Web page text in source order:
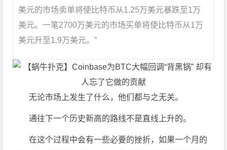
美元的市场卖单将使比特币从1.25万美元暴跌至1万
美元。一笔2700万美元的市场买单将使比特币从1万
美元升至1.9万美元。”
无论市场上发生了什么，他们都与之无关。
通往下一个历史新高的路线不是直线上升的。
在这个过程中会有一些必要的挫折，如果一个月的